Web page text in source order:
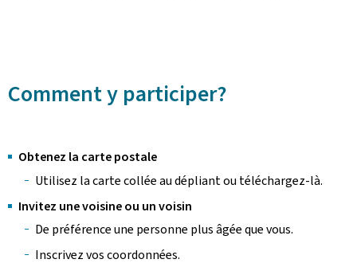
Comment y participer?
Obtenez la carte postale
Utilisez la carte collée au dépliant ou téléchargez-là.
Invitez une voisine ou un voisin
De préférence une personne plus âgée que vous.
Inscrivez vos coordonnées.